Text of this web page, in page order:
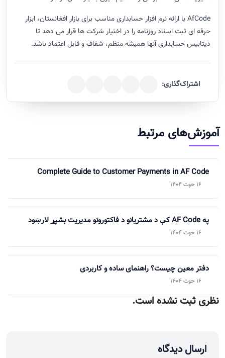
AfCode با ارائه نرم افزار حسابداری مناسب برای بازار افغانستان، ابزار
حرفه ای ثبت اسناد روزنامه را در اختیار شرکت ها قرار می دهد تا
دیتابیس حسابداری آنها همیشه منظم، شفاف و قابل اعتماد باشد.
اشتراک‌گذاری:
آموزش‌های مرتبط
Complete Guide to Customer Payments in AF Code
16 حوت 1404
په AF Code کې د مشتريانو د فاکتورونو مديريت بشپړ لارښود
16 حوت 1404
دفتر معین چیست؟ راهنمای ساده و کاربردی
16 حوت 1404
نظری ثبت نشده است.
ارسال دیدگاه